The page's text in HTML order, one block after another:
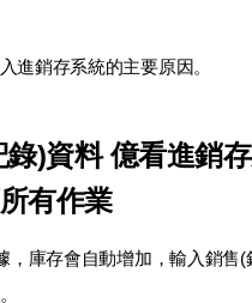
進銷存系統的主要原因。
錄)資料 億看進銷
有作業
，庫存會自動增加，輸入銷售(